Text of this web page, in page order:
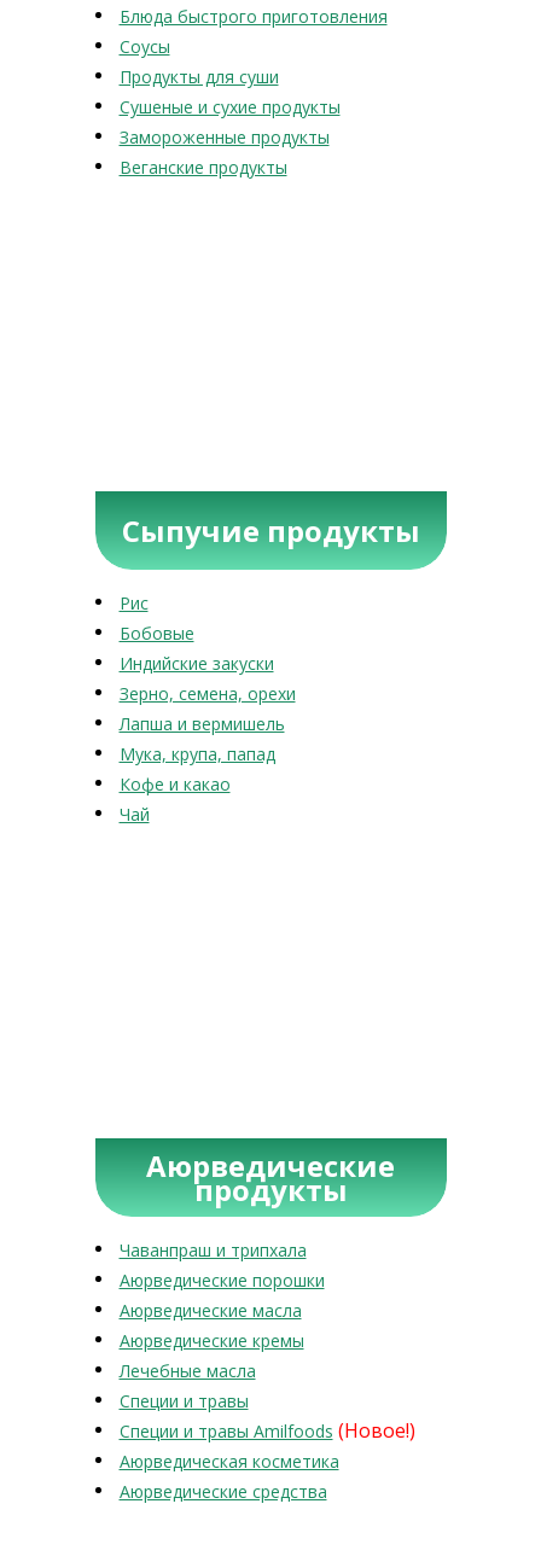
Блюда быстрого приготовления
Соусы
Продукты для суши
Сушеные и сухие продукты
Замороженные продукты
Веганские продукты
Сыпучие продукты
Рис
Бобовые
Индийские закуски
Зерно, семена, орехи
Лапша и вермишель
Мука, крупа, папад
Кофе и какао
Чай
Аюрведические
продукты
Чаванпраш и трипхала
Аюрведические порошки
Аюрведические масла
Аюрведические кремы
Лечебные масла
Специи и травы
Специи и травы Amilfoods (Новое!)
Аюрведическая косметика
Аюрведические средства